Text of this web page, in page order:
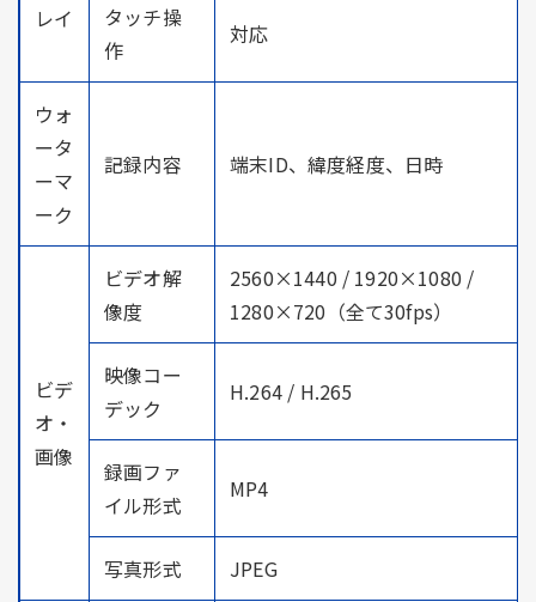
レイ
タッチ操
作
対応
ウォ
ータ
ーマ
ーク
記録内容 端末ID、緯度経度、日時
ビデ
オ・
画像
ビデオ解
像度
2560×1440 / 1920×1080 /
1280×720（全て30fps）
映像コー
デック
H.264 / H.265
録画ファ
イル形式
MP4
写真形式 JPEG